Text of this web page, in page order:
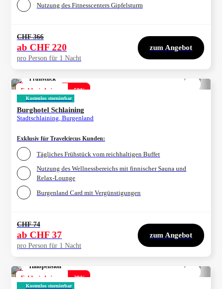
Nutzung des Fitnesscenters Gipfelsturm
CHF 366
ab CHF 220
pro Person für 1 Nacht
zum Angebot
Frühstück
Exklusiv bei uns
-50%
Kostenlos stornierbar
Burghotel Schlaining
Stadtschlaining, Burgenland
Exklusiv für Travelcircus Kunden:
Tägliches Frühstück vom reichhaltigen Buffet
Nutzung des Wellnessbereichs mit finnischer Sauna und
Relax-Lounge
Burgenland Card mit Vergünstigungen
CHF 74
ab CHF 37
pro Person für 1 Nacht
zum Angebot
Halbpension
Exklusiv bei uns
-29%
Kostenlos stornierbar